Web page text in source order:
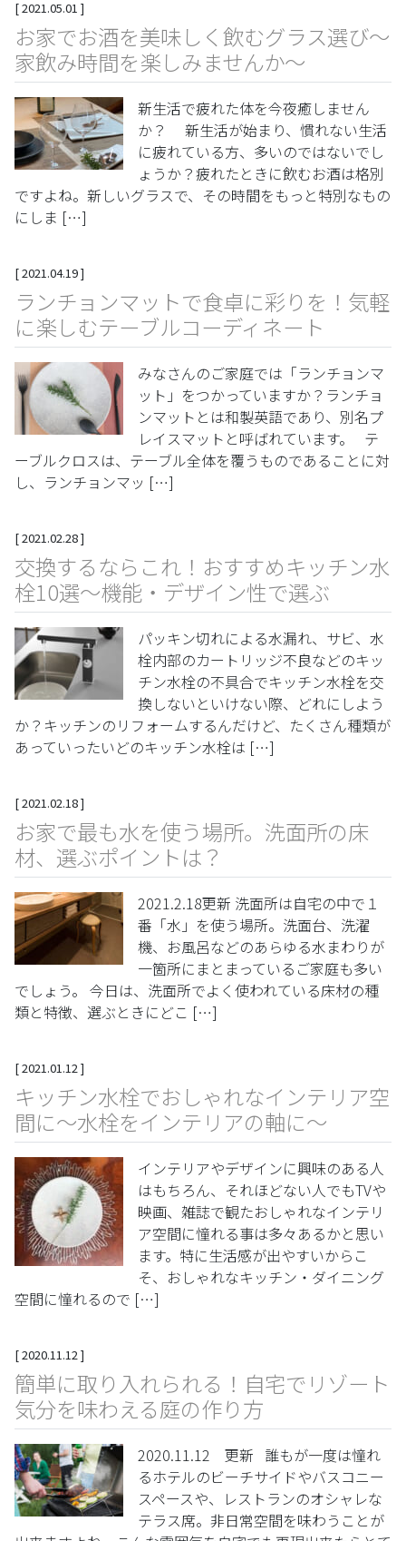
[2021.05.01 ]
お家でお酒を美味しく飲むグラス選び～
家飲み時間を楽しみませんか～
新生活で疲れた体を今夜癒しません
か？ 新生活が始まり、慣れない生活
に疲れている方、多いのではないでし
ょうか？疲れたときに飲むお酒は格別
ですよね。新しいグラスで、その時間をもっと特別なもの
にしま […]
[2021.04.19]
ランチョンマットで食卓に彩りを！気軽
に楽しむテーブルコーディネート
みなさんのご家庭では「ランチョンマ
ット」をつかっていますか？ランチョ
ンマットとは和製英語であり、別名プ
レイスマットと呼ばれています。 テ
ーブルクロスは、テーブル全体を覆うものであることに対
し、ランチョンマッ […]
[2021.02.28]
交換するならこれ！おすすめキッチン水
栓10選～機能・デザイン性で選ぶ
パッキン切れによる水漏れ、サビ、水
栓内部のカートリッジ不良などのキッ
チン水栓の不具合でキッチン水栓を交
換しないといけない際、どれにしよう
か？キッチンのリフォームするんだけど、たくさん種類が
あっていったいどのキッチン水栓は […]
[2021.02.18]
お家で最も水を使う場所。洗面所の床
材、選ぶポイントは？
2021.2.18更新 洗面所は自宅の中で１
番「水」を使う場所。洗面台、洗濯
機、お風呂などのあらゆる水まわりが
一箇所にまとまっているご家庭も多い
でしょう。 今日は、洗面所でよく使われている床材の種
類と特徴、選ぶときにどこ […]
[2021.01.12]
キッチン水栓でおしゃれなインテリア空
間に～水栓をインテリアの軸に～
インテリアやデザインに興味のある人
はもちろん、それほどない人でもTVや
映画、雑誌で観たおしゃれなインテリ
ア空間に憧れる事は多々あるかと思い
ます。特に生活感が出やすいからこ
そ、おしゃれなキッチン・ダイニング
空間に憧れるので […]
[2020.11.12]
簡単に取り入れられる！自宅でリゾート
気分を味わえる庭の作り方
2020.11.12 更新 誰もが一度は憧れ
るホテルのビーチサイドやバスコニー
スペースや、レストランのオシャレな
テラス席。非日常空間を味わうことが